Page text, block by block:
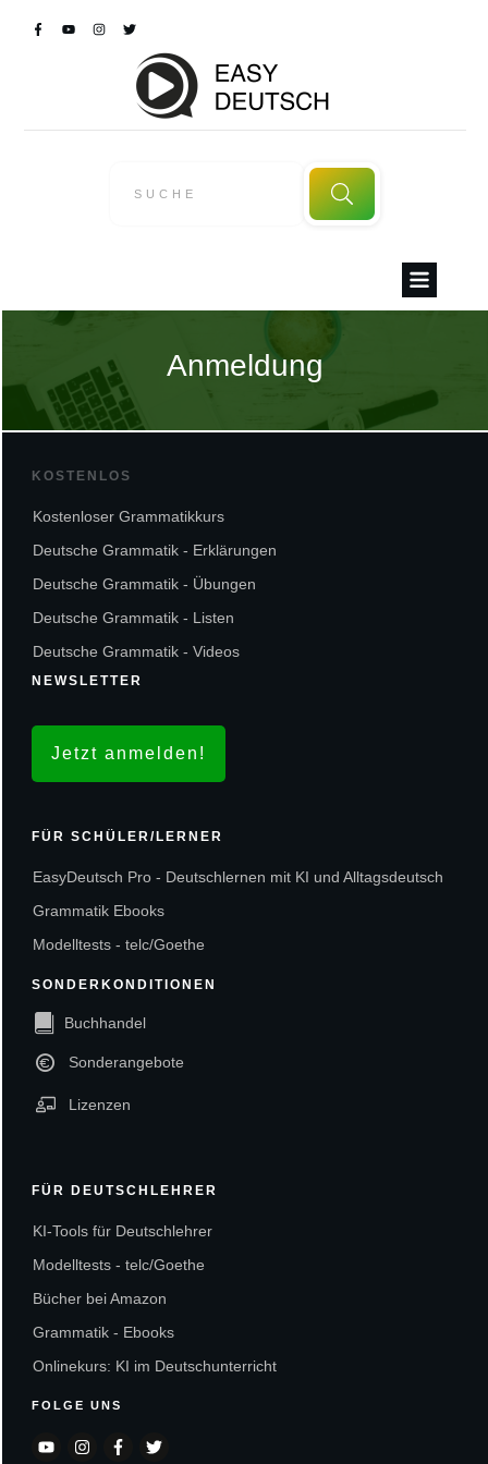
Anmeldung
KOSTENLOS
Kostenloser Grammatikkurs
Deutsche Grammatik - Erklärungen
Deutsche Grammatik - Übungen
Deutsche Grammatik - Listen
Deutsche Grammatik - Videos
NEWSLETTER
Jetzt anmelden!
FÜR SCHÜLER/LERNER
EasyDeutsch Pro - Deutschlernen mit KI und Alltagsdeutsch
Grammatik Ebooks
Modelltests - telc/Goethe
SONDERKONDITIONEN
Buchhandel
Sonderangebote
Lizenzen
FÜR DEUTSCHLEHRER
KI-Tools für Deutschlehrer
Modelltests - telc/Goethe
Bücher bei Amazon
Grammatik - Ebooks
Onlinekurs: KI im Deutschunterricht
FOLGE UNS